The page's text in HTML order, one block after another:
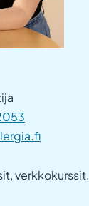
verkkokurssit.